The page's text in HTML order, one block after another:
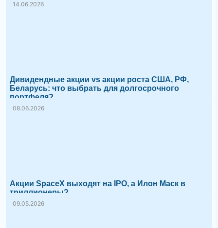
14.06.2026
Дивидендные акции vs акции роста США, РФ,
Беларусь: что выбрать для долгосрочного
портфеля?
08.06.2026
Акции SpaceX выходят на IPO, а Илон Маск в
триллионеры?
09.05.2026